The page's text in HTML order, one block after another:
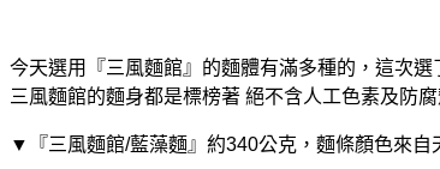
今天選用『三風麵館』的麵體有滿多種的，這次選
三風麵館的麵身都是標榜著 絕不含人工色素及防
▼『三風麵館/藍藻麵』約340公克，麵條顏色來自